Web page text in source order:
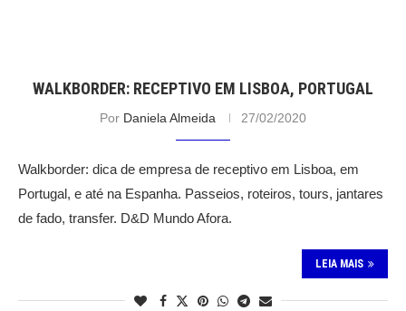
WALKBORDER: RECEPTIVO EM LISBOA, PORTUGAL
Por Daniela Almeida 27/02/2020
Walkborder: dica de empresa de receptivo em Lisboa, em
Portugal, e até na Espanha. Passeios, roteiros, tours, jantares
de fado, transfer. D&D Mundo Afora.
LEIA MAIS